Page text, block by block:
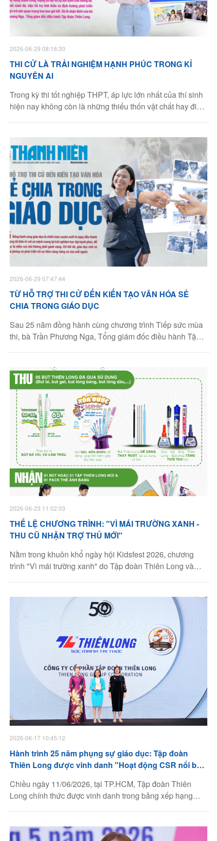
2026-06-29 08:16:30
THI CỬ LÀ TRẢI NGHIỆM HẠNH PHÚC TRONG KỈ
NGUYÊN AI
Trong kỳ thi tốt nghiệp THPT, áp lực lớn nhất của thí sinh
hiện nay không còn là những thiếu thốn vật chất hay điều
việc hỗ trợ tinh thần và định hướng phát triển toàn diện
trong kỳ thi tốt nghiệp THPT trở nên quan trọng hơn bao
giờ hết. Đó là nhận định của bà Trần Phương Nga, Tổng
giám đốc điều hành Tập đoàn Thiên Long.
2026-06-29 07:47:44
TỪ HỖ TRỢ THI CỬ ĐẾN KIẾN TẠO VĂN HÓA SẺ
CHIA TRONG GIÁO DỤC
Sau 25 năm đồng hành cùng chương trình Tiếp sức mùa
thi, bà Trần Phương Nga, Tổng giám đốc điều hành Tập
góp phần hình thành một văn hóa sẻ chia trong giáo dục,
biến kỳ thi vốn nhiều áp lực thành hành trình có sự đồng
hành của cả cộng đồng.
2026-06-23 11:02:03
THỂ LỆ CHƯƠNG TRÌNH: "VÌ MÁI TRƯỜNG XANH -
THU CŨ NHẬN TRỢ THỦ MỚI"
Nằm trong khuôn khổ ngày hội Kidsfest 2026, chương
trình "Vì mái trường xanh" do Tập đoàn Thiên Long và
kiện vô cùng ý nghĩa và bùng nổ!
2026-06-17 10:45:12
Hành trình 25 năm phụng sự giáo dục: Tập đoàn
Thiên Long được vinh danh "Hoạt động CSR nổi bật"
Chiều ngày 11/06/2026, tại TP.HCM, Tập đoàn Thiên
Long chính thức được vinh danh trong bảng xếp hạng
động CSR nổi bật” là minh chứng rõ nét cho tính nhất